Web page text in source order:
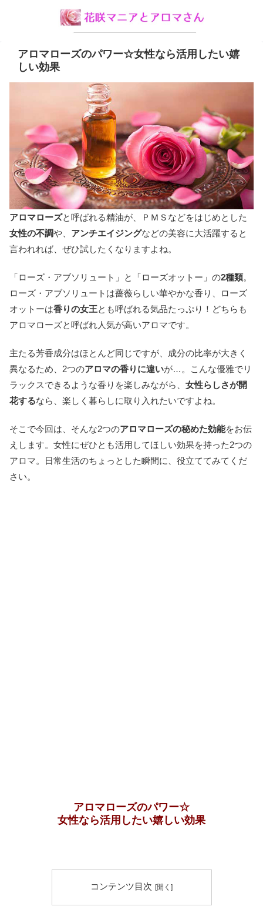
アロマローズのパワー☆女性なら活用したい嬉
しい効果
アロマローズと呼ばれる精油が、ＰＭＳなどをはじめとした
女性の不調や、 アンチエイジングなどの美容に大活躍すると
言われれば、ぜひ試したくなりますよね。
「ローズ・アブソリュート」と「ローズオットー」の2種類。
ローズ・アブソリュートは薔薇らしい華やかな香り、ローズ
オットーは香りの女王とも呼ばれる気品たっぷり！どちらも
アロマローズと呼ばれ人気が高いアロマです。
主たる芳香成分はほとんど同じですが、成分の比率が大きく
異なるため、2つのアロマの香りに違いが…。こんな優雅でリ
ラックスできるような香りを楽しみながら、 女性らしさが開
花するなら、楽しく暮らしに取り入れたいですよね。
そこで今回は、そんな2つのアロマローズの秘めた効能をお伝
えします。女性にぜひとも活用してほしい効果を持った2つの
アロマ。日常生活のちょっとした瞬間に、役立ててみてくだ
さい。
アロマローズのパワー☆
女性なら活用したい嬉しい効果
コンテンツ目次